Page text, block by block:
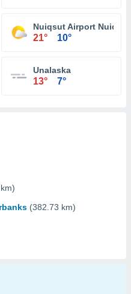
Nuiqsut Airport Nuiqsut
21° 10°
Unalaska
13° 7°
(382.73 km)